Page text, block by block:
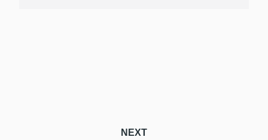
NEXT